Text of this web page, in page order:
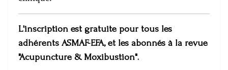
L'inscription est gratuite pour tous les
adhérents ASMAF-EFA, et les abonnés à la revue
"Acupuncture & Moxibustion".